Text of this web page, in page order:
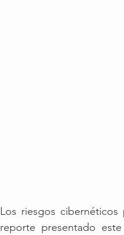
Los riesgos
reporte presentado